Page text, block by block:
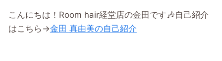
こんにちは！Room hair経堂店の金田です🎶自己紹介
はこちら→金田 真由美の自己紹介